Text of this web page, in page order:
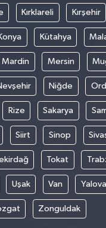
Kırklareli Kırşehir
Kütahya
Mardin Mersin
Niğde
Rize Sakarya
Siirt Sinop
Tokat
Uşak Van Yalova
Zonguldak